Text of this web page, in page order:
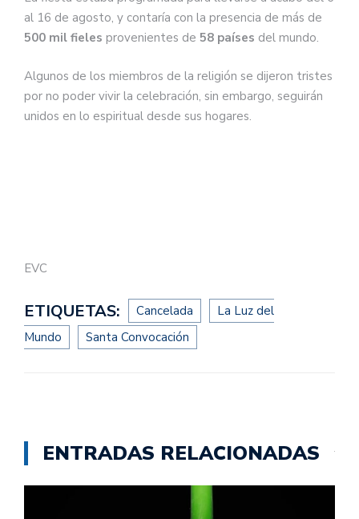
al 16 de agosto, y contaría con la presencia de más de
500 mil fieles provenientes de 58 países del mundo.
Algunos de los miembros de la religión se dijeron tristes
por no poder vivir la celebración, sin embargo, seguirán
unidos en lo espiritual desde sus hogares.
EVC
ETIQUETAS: Cancelada
La Luz del
Mundo
Santa Convocación
ENTRADAS RELACIONADAS